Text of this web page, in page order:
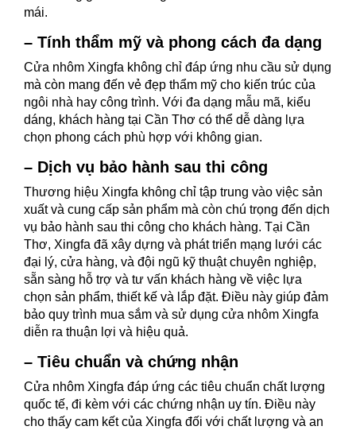
mái.
– Tính thẩm mỹ và phong cách đa dạng
Cửa nhôm Xingfa không chỉ đáp ứng nhu cầu sử dụng
mà còn mang đến vẻ đẹp thẩm mỹ cho kiến trúc của
ngôi nhà hay công trình. Với đa dạng mẫu mã, kiểu
dáng, khách hàng tại Cần Thơ có thể dễ dàng lựa
chọn phong cách phù hợp với không gian.
– Dịch vụ bảo hành sau thi công
Thương hiệu Xingfa không chỉ tập trung vào việc sản
xuất và cung cấp sản phẩm mà còn chú trọng đến dịch
vụ bảo hành sau thi công cho khách hàng. Tại Cần
Thơ, Xingfa đã xây dựng và phát triển mạng lưới các
đại lý, cửa hàng, và đội ngũ kỹ thuật chuyên nghiệp,
sẵn sàng hỗ trợ và tư vấn khách hàng về việc lựa
chọn sản phẩm, thiết kế và lắp đặt. Điều này giúp đảm
bảo quy trình mua sắm và sử dụng cửa nhôm Xingfa
diễn ra thuận lợi và hiệu quả.
– Tiêu chuẩn và chứng nhận
Cửa nhôm Xingfa đáp ứng các tiêu chuẩn chất lượng
quốc tế, đi kèm với các chứng nhận uy tín. Điều này
cho thấy cam kết của Xingfa đối với chất lượng và an